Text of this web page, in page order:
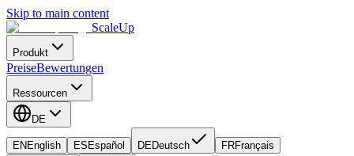
Skip to main content
ScaleUp
Produkt
PreiseBewertungen
Ressourcen
DE
EN English ES Español DEDeutsch FRFrançais